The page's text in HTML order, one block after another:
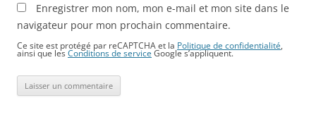
Enregistrer mon nom, mon e-mail et mon site dans le
navigateur pour mon prochain commentaire.
Ce site est protégé par reCAPTCHA et la Politique de confidentialité
ainsi que lesConditions de service Google s’appliquent.